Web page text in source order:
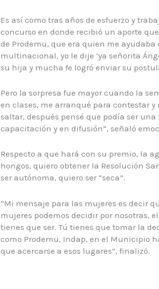
Es así como tras años de esfuerzo y
concurso en donde recibió un aporte
de Prodemu, que era quien me
multinacional, yo le dije ‘ya señorita
su hija y mucha fe logró enviar su
Pero la sorpresa fue mayor cuando la
en clases, me arranqué para contestar
saltar, después pensé que podía ser
capacitación y en difusión”, señaló
Respecto a que hará con su premio, la
hongos, quiero obtener la Resolución
ser autónoma, quiero ser “seca”.
“Mi mensaje para las mujeres es decir
mujeres podemos decidir por nosotras,
tienes que ser. Tú tienes que tomar la
como Prodemu, Indap, en el Municipio
que acercarse a esos lugares”, finalizó.